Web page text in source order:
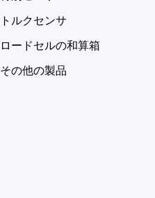
トルクセンサ
ロードセルの和算箱
その他の製品